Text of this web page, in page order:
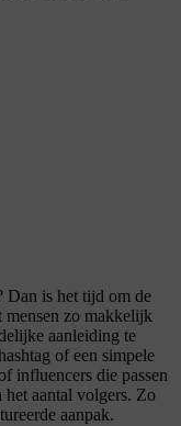
Dan is het tijd om de
mensen zo makkelijk
aanleiding te
of een simpele
influencers die passen
aantal volgers. Zo
aanpak.